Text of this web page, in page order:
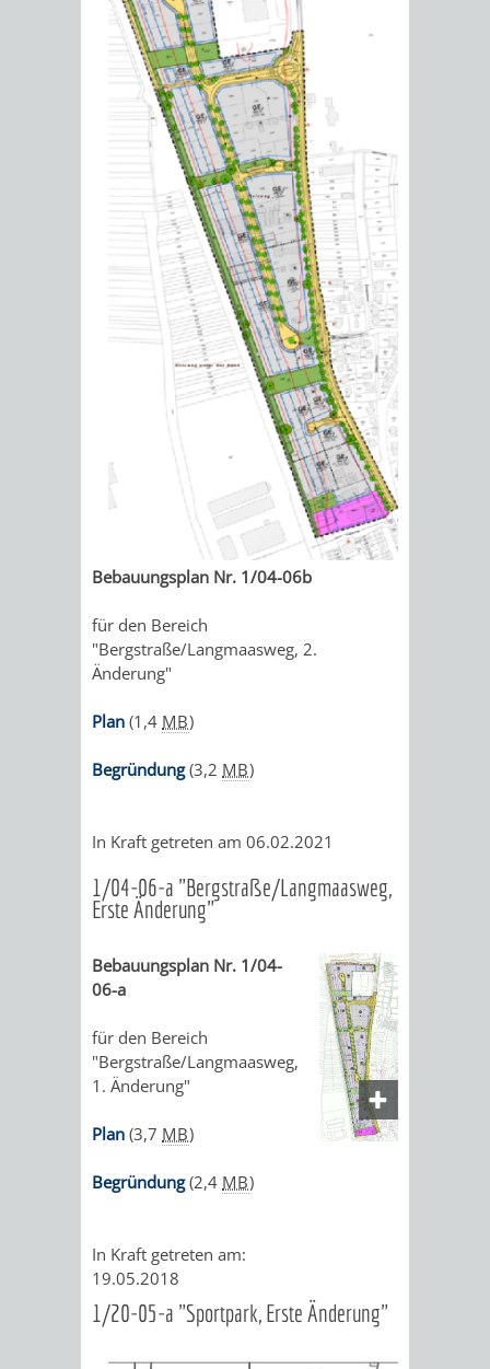
WOHNBEBAUUNG
AN
DER
WEINBERGSTRASSE
KLIMASCHUTZ
EUROPEANKLIMASCHUTZ-
FÖRDERPROGRAMME
ENERGIEBERATUNG
STADTRADELNELEKTROMOBILITÄTSBERATUNG
KOMMUNALE
WÄRMEPLANUNG
GEFÖRDERTE
KLIMASCHUTZMASSNAHMEN
KLIMASCHUTZKONZEPT
STÄDTISCHES
ENERGIEMANAGEMENT
KLIMASCHUTZKOMMISSION
ENERGIEKARAWANE
GEWERBE
PLASTIKTÜTENFREIE
EVENTS
AKTIONSREIHE
GUT
SANIERT?!
KLIMASCHUTZ-
NETZWERK
LADEINFRASTRUKTUR
WÄRMEPUMPEN
EIGNUNGSCHECK
UMWELTSCHUTZ
AKTION
GEGEN
SCHOTTERGÄRTEN
ÖKOLOGISCHE
SANIERUNG/WAIDSEE
ABFALL
&
ALTLASTEN
FAIRTRADE
KLEIDERTAUSCHBÖRSE
Bebauungsplan Nr. 1/04-06b
für den Bereich
"Bergstraße/Langmaasweg, 2.
Änderung"
Plan (1,4 MB)
Begründung(3,2 MB)
In Kraft getreten am 06.02.2021
1/04-06-a "Bergstraße/Langmaasweg,
Erste Änderung"
Bebauungsplan Nr. 1/04-
06-a
für den Bereich
"Bergstraße/Langmaasweg,
1. Änderung"
Plan (3,7 MB)
Begründung(2,4 MB)
In Kraft getreten am:
19.05.2018
1/20-05-a "Sportpark, Erste Änderung"